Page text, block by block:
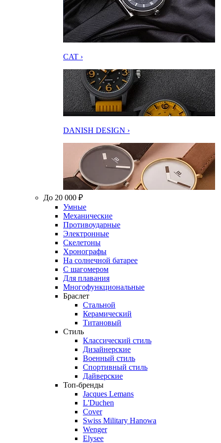
CAT ›
DANISH DESIGN ›
До 20 000 ₽
Умные
Механические
Противоударные
Электронные
Скелетоны
Хронографы
На солнечной батарее
С шагомером
Для плавания
Многофункциональные
Браслет
Стальной
Керамический
Титановый
Стиль
Классический стиль
Дизайнерские
Военный стиль
Спортивный стиль
Дайверские
Топ-бренды
Jacques Lemans
L'Duchen
Cover
Swiss Military Hanowa
Wenger
Elysee